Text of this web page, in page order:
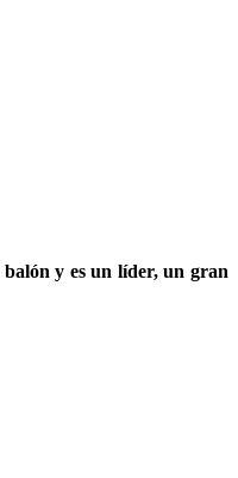
y es un líder, un gran